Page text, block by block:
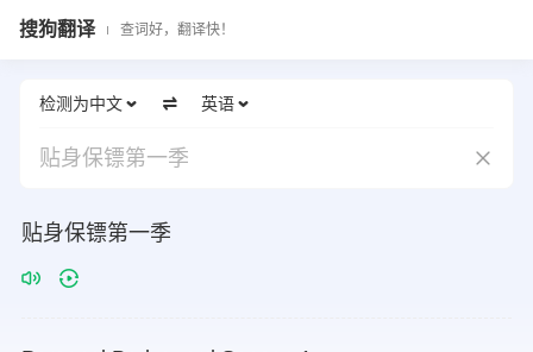
搜狗翻译 查词好，翻译快！
检测为中文 英语
贴身保镖第一季
贴身保镖第一季